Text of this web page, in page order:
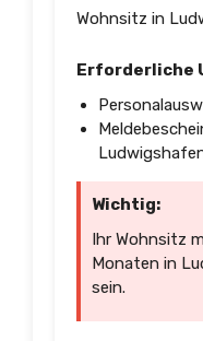
Wohnsitz in
Erforderliche
Wichtig:
Ihr Wohnsitz
Monaten in
sein.